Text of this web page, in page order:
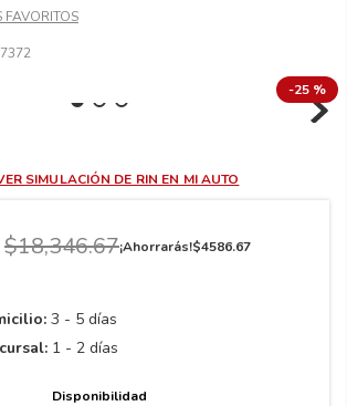
-25 %
SIMULACIÓN DE RIN EN MI AUTO
$18,346.67¡Ahorrarás!$4586.67
3 - 5 días
1 - 2 días
Disponibilidad
7 245
9.195